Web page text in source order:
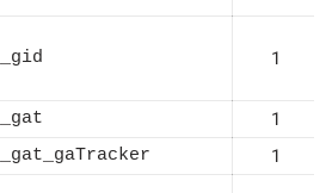
_gid 1
_gat 1
_gat_gaTracker 1